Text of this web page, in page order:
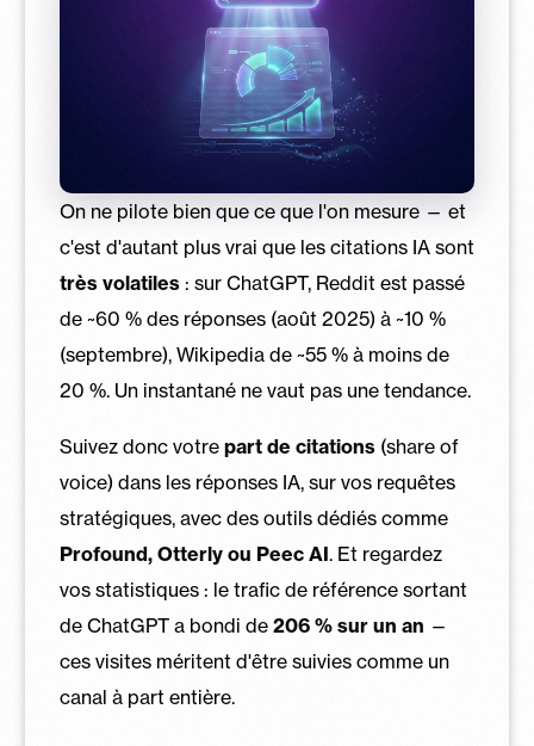
On ne pilote bien que ce que l'on mesure — et
c'est d'autant plus vrai que les citations IA sont
très volatiles: sur ChatGPT, Reddit est passé
de ~60 % des réponses (août 2025) à ~10 %
(septembre), Wikipedia de ~55 % à moins de
20 %. Un instantané ne vaut pas une tendance.
Suivez donc votre part de citations(share of
voice) dans les réponses IA, sur vos requêtes
stratégiques, avec des outils dédiés comme
Profound, Otterly ou Peec AI. Et regardez
vos statistiques : le trafic de référence sortant
de ChatGPT a bondi de 206 % sur un an —
ces visites méritent d'être suivies comme un
canal à part entière.